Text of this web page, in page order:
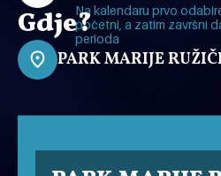
Na kalendaru prvo
početni, a zatim završni
perioda
Gdje?
PARK MARIJE